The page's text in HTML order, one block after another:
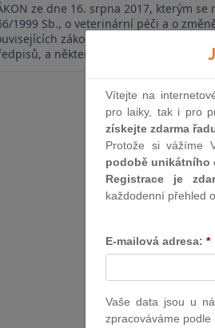
ze dne 16. srpna 2017, kterým se
1999 Sb., o veterinární péči a o
zákonů (veterinární zákon),
a některé související zákony
Vítejte na
pro laiky, tak i pro
získejte zdarma
Protože si vážíme
podobě unikátního
Registrace je
každodenní přehled
E-mailová adresa: *
Vaše data jsou u
zpracováváme podle